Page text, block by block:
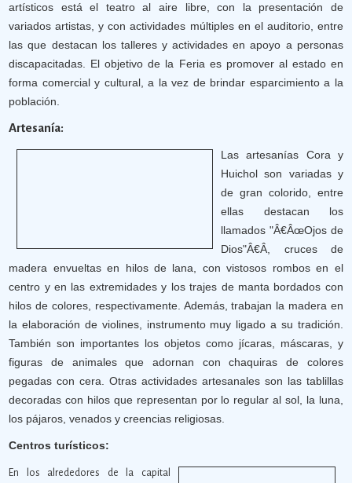
artísticos está el teatro al aire libre, con la presentación de
variados artistas, y con actividades múltiples en el auditorio, entre
las que destacan los talleres y actividades en apoyo a personas
discapacitadas. El objetivo de la Feria es promover al estado en
forma comercial y cultural, a la vez de brindar esparcimiento a la
población.
Artesanía:
Las artesanías Cora y
Huichol son variadas y
de gran colorido, entre
ellas destacan los
llamados "Â€ÂœOjos de
Dios"Â€Â, cruces de
madera envueltas en hilos de lana, con vistosos rombos en el
centro y en las extremidades y los trajes de manta bordados con
hilos de colores, respectivamente. Además, trabajan la madera en
la elaboración de violines, instrumento muy ligado a su tradición.
También son importantes los objetos como jícaras, máscaras, y
figuras de animales que adornan con chaquiras de colores
pegadas con cera. Otras actividades artesanales son las tablillas
decoradas con hilos que representan por lo regular al sol, la luna,
los pájaros, venados y creencias religiosas.
Centros turísticos:
En los alrededores de la capital